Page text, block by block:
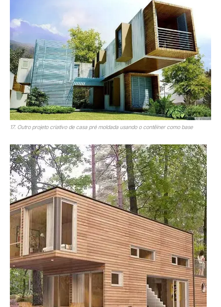
17. Outro projeto criativo de casa pré moldada usando o contêiner como base